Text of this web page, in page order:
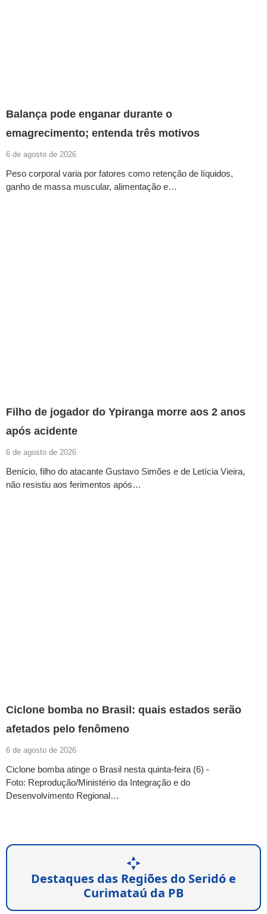
Balança pode enganar durante o
emagrecimento; entenda três motivos
6 de agosto de 2026
Peso corporal varia por fatores como retenção de líquidos,
ganho de massa muscular, alimentação e…
Filho de jogador do Ypiranga morre aos 2 anos
após acidente
6 de agosto de 2026
Benício, filho do atacante Gustavo Simões e de Letícia Vieira,
não resistiu aos ferimentos após…
Ciclone bomba no Brasil: quais estados serão
afetados pelo fenômeno
6 de agosto de 2026
Ciclone bomba atinge o Brasil nesta quinta-feira (6) -
Foto: Reprodução/Ministério da Integração e do
Desenvolvimento Regional…
Destaques das Regiões do Seridó e
Curimataú da PB